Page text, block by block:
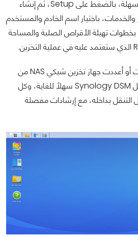
عليه، تبدأ خطوات التثبيت السهلة، بالضغط على Setup، ثم إنشاء
باختيار اسم الخادم والمستخدم
تهيئة الأقراص الصلبة والمساحة
حتى إذا لم تكن قد استخدمت أو أعددت جهاز تخزين شبكي NAS من
قبل، ستجد أن نظام التشغيل Synology DSM سهلًا للغاية، وكل
بداخله، مع إرشادات مفصلة